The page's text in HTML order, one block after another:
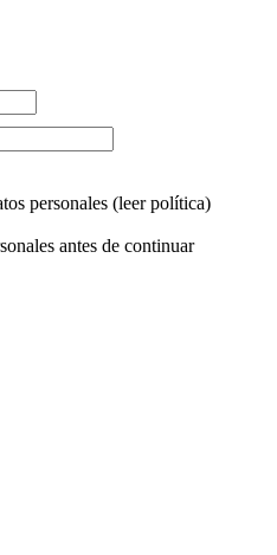
personales (leer política)
antes de continuar